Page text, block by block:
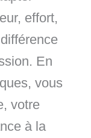
effort,
En
vous
votre
à la